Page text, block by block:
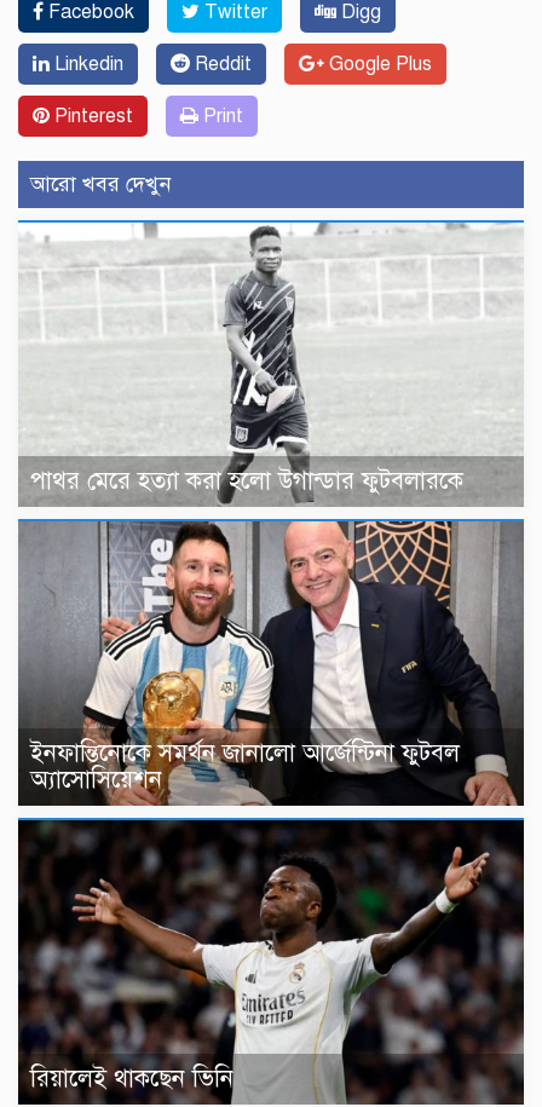
Facebook Twitter Digg
Linkedin Reddit Google Plus
Pinterest Print
আরো খবর দেখুন
পাথর মেরে হত্যা করা হলো উগান্ডার ফুটবলারকে
ইনফান্তিনোকে সমর্থন জানালো আর্জেন্টিনা ফুটবল
অ্যাসোসিয়েশন
রিয়ালেই থাকছেন ভিনি